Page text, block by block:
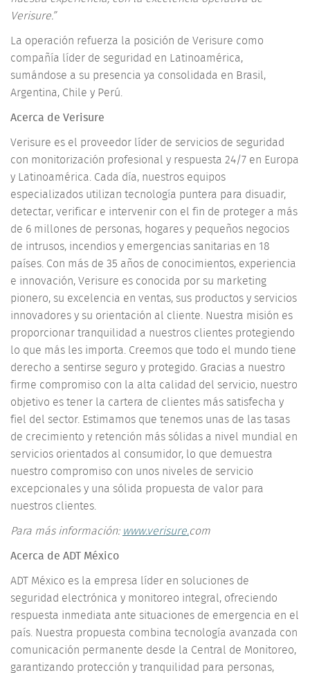
Verisure.”
La operación refuerza la posición de Verisure como
compañía líder de seguridad en Latinoamérica,
sumándose a su presencia ya consolidada en Brasil,
Argentina, Chile y Perú.
Acerca de Verisure
Verisure es el proveedor líder de servicios de seguridad
con monitorización profesional y respuesta 24/7 en Europa
y Latinoamérica. Cada día, nuestros equipos
especializados utilizan tecnología puntera para disuadir,
detectar, verificar e intervenir con el fin de proteger a más
de 6 millones de personas, hogares y pequeños negocios
de intrusos, incendios y emergencias sanitarias en 18
países. Con más de 35 años de conocimientos, experiencia
e innovación, Verisure es conocida por su marketing
pionero, su excelencia en ventas, sus productos y servicios
innovadores y su orientación al cliente. Nuestra misión es
proporcionar tranquilidad a nuestros clientes protegiendo
lo que más les importa. Creemos que todo el mundo tiene
derecho a sentirse seguro y protegido. Gracias a nuestro
firme compromiso con la alta calidad del servicio, nuestro
objetivo es tener la cartera de clientes más satisfecha y
fiel del sector. Estimamos que tenemos unas de las tasas
de crecimiento y retención más sólidas a nivel mundial en
servicios orientados al consumidor, lo que demuestra
nuestro compromiso con unos niveles de servicio
excepcionales y una sólida propuesta de valor para
nuestros clientes.
Para más información: www.verisure.com
Acerca de ADT México
ADT México es la empresa líder en soluciones de
seguridad electrónica y monitoreo integral, ofreciendo
respuesta inmediata ante situaciones de emergencia en el
país. Nuestra propuesta combina tecnología avanzada con
comunicación permanente desde la Central de Monitoreo,
garantizando protección y tranquilidad para personas,